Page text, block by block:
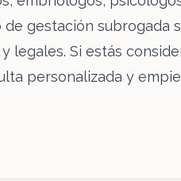
gestación subrogada
legales. Si estás
personalizada y